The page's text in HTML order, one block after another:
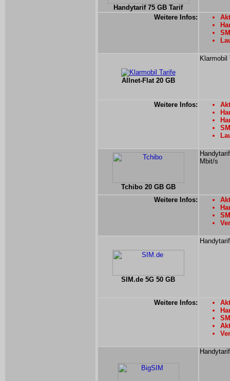
Handytarif 75 GB Tarif
Weitere Infos:
Allnet-Flat 20 GB
Weitere Infos:
Tchibo 20 GB GB
Mbit/s
Weitere Infos:
SIM.de 5G 50 GB
Weitere Infos: